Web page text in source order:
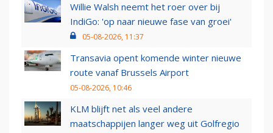
Willie Walsh neemt het roer over bij
IndiGo: 'op naar nieuwe fase van groei'
05-08-2026, 11:37
Transavia opent komende winter nieuwe
route vanaf Brussels Airport
05-08-2026, 10:46
KLM blijft net als veel andere
maatschappijen langer weg uit Golfregio